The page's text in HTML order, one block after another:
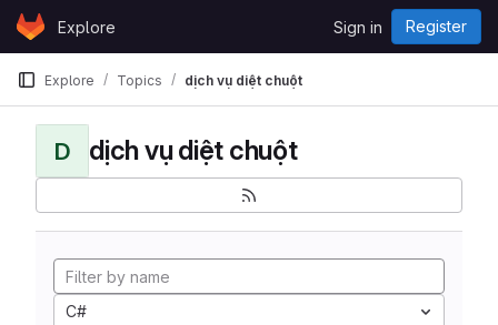
Skip to content
GitLabExplore Sign in Register
Explore Topics dịch vụ diệt chuột
D dịch vụ diệt chuột
C#